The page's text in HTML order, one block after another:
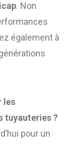
. Non
également à
les
tuyauteries ?
pour un